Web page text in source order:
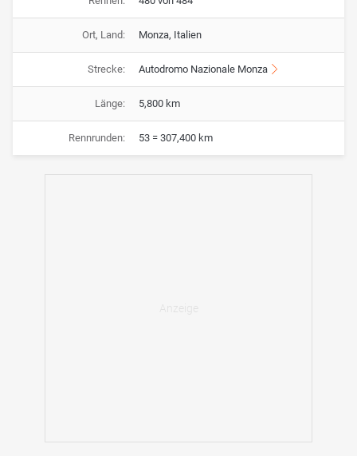
Ort, Land: Monza, Italien
Strecke: Autodromo Nazionale Monza
Länge: 5,800 km
Rennrunden: 53 = 307,400 km